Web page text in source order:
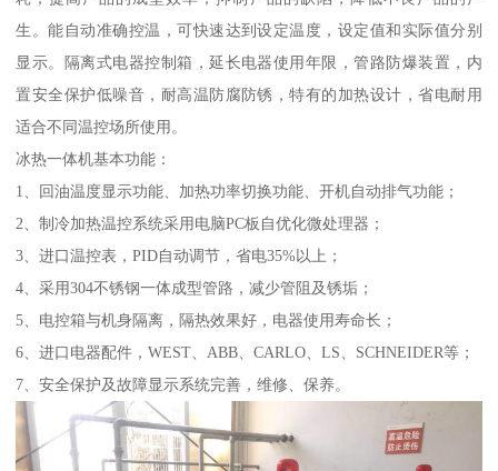
生。能自动准确控温，可快速达到设定温度，设定值和实际值分别
显示。隔离式电器控制箱，延长电器使用年限，管路防爆装置，内
置安全保护低噪音，耐高温防腐防锈，特有的加热设计，省电耐用
适合不同温控场所使用。
冰热一体机基本功能：
1、回油温度显示功能、加热功率切换功能、开机自动排气功能；
2、制冷加热温控系统采用电脑PC板自优化微处理器；
3、进口温控表，PID自动调节，省电35%以上；
4、采用304不锈钢一体成型管路，减少管阻及锈垢；
5、电控箱与机身隔离，隔热效果好，电器使用寿命长；
6、进口电器配件，WEST、ABB、CARLO、LS、SCHNEIDER等；
7、安全保护及故障显示系统完善，维修、保养。